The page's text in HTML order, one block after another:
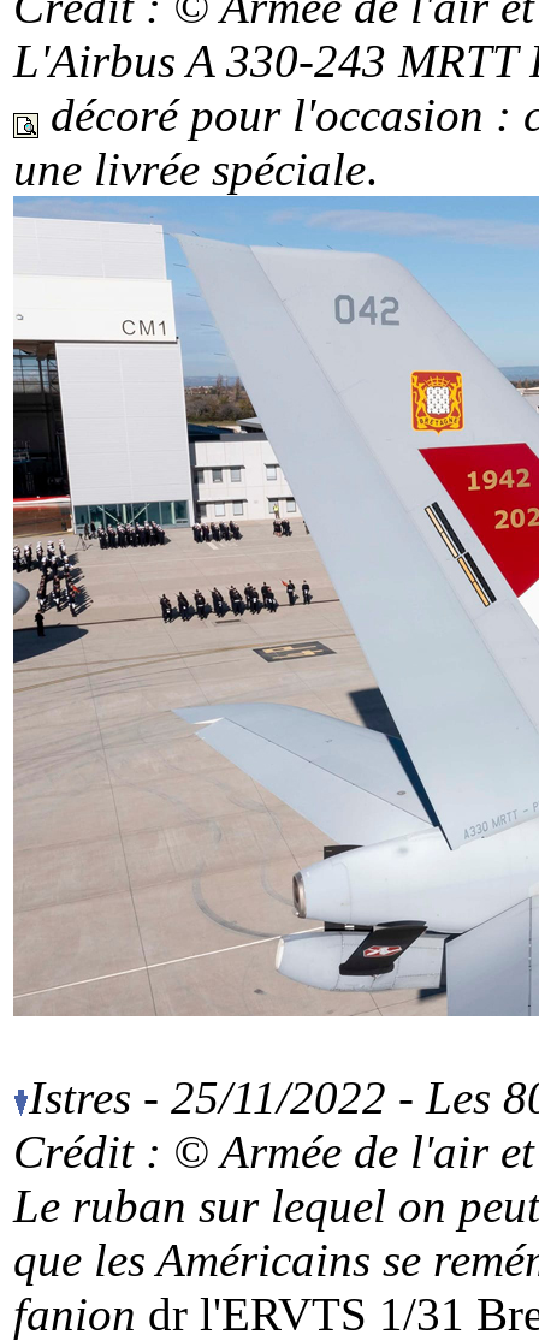
L'Airbus A 330-243 MRTT
décoré pour l'occasion :
une livrée spéciale.
Istres - 25/11/2022 - Les
Crédit : © Armée de l'air
Le ruban sur lequel on
que les Américains se
fanion dr l'ERVTS 1/31